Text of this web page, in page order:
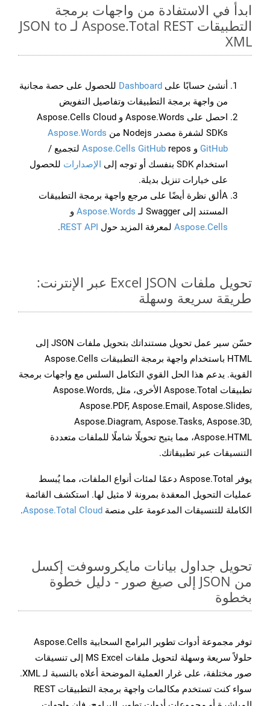
ابدأ في الاستفادة من واجهات برمجة
التطبيقات Aspose.Total REST لـ JSON to
XML
أنشئ حسابًا على Dashboard للحصول على حصة مجانية
من واجهة برمجة التطبيقات وتفاصيل التفويض
احصل على Aspose.Words و Aspose.Cells Cloud
SDKs لشفرة مصدر Nodejs من
Aspose.Words
GitHub و Aspose.Cells GitHub repos لتجميع /
استخدام SDK بنفسك أو توجه إلى
الإصدارات للحصول
على خيارات تنزيل بديلة.
Aألق نظرة أيضًا على مرجع واجهة برمجة التطبيقات
المستند إلى Swagger لـ
Aspose.Words و
Aspose.Cells لمعرفة المزيد حول REST API
.
تحويل ملفات Excel JSON عبر الإنترنت:
طريقة سريعة وسهلة
حسّن سير عمل تحويل مستنداتك بتحويل ملفات JSON إلى
HTML باستخدام واجهة برمجة التطبيقات Aspose.Cells
القوية. يدعم هذا الحل القوي التكامل السلس مع واجهات برمجة
تطبيقات Aspose.Total الأخرى، مثل Aspose.Words,
Aspose.PDF, Aspose.Email, Aspose.Slides,
Aspose.Diagram, Aspose.Tasks, Aspose.3D,
Aspose.HTML، مما يتيح تحويلًا شاملًا للملفات متعددة
التنسيقات عبر تطبيقاتك.
يوفر Aspose.Total دعمًا لمئات أنواع الملفات، مما يُبسط
عمليات التحويل المعقدة بمرونة لا مثيل لها. استكشف القائمة
الكاملة للتنسيقات المدعومة على منصة Aspose.Total Cloud
.
تحويل جداول بيانات مايكروسوفت إكسل
من JSON إلى صيغ صور - دليل خطوة
بخطوة
توفر مجموعة أدوات تطوير البرامج السحابية Aspose.Cells
حلولاً سريعة وسهلة لتحويل ملفات MS Excel إلى تنسيقات
صور مختلفة، على غرار العملية الموضحة أعلاه بالنسبة لـ XML.
سواء كنت تستخدم مكالمات واجهة برمجة التطبيقات REST